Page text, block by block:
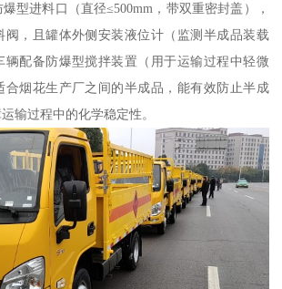
型进料口（直径≤500mm，带双重密封盖），
阀，且罐体外侧安装液位计（监测半成品装载
辆配备防爆型搅拌装置（用于运输过程中轻微
合烟花生产厂之间的半成品，能有效防止半成
输过程中的化学稳定性。​